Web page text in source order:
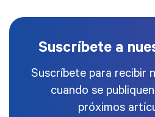
Suscríbete a
Suscríbete para recibir
cuando se
próximos